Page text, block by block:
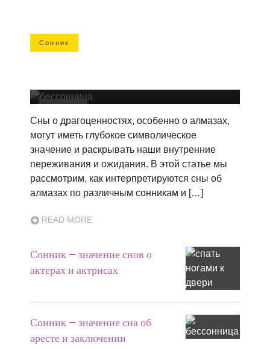
Сонник
Сны о драгоценностях, особенно о алмазах,
могут иметь глубокое символическое
значение и раскрывать наши внутренние
переживания и ожидания. В этой статье мы
рассмотрим, как интерпретируются сны об
алмазах по различным сонникам и […]
READ MORE
Сонник — значение снов о
актерах и актрисах
Сонник — значение сна об
аресте и заключении